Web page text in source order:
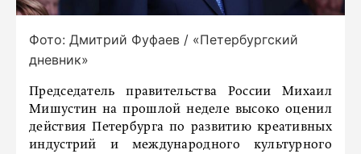
Фото: Дмитрий Фуфаев / «Петербургский
дневник»
Председатель правительства России Михаил
Мишустин на прошлой неделе высоко оценил
действия Петербурга по развитию креативных
индустрий и международного культурного